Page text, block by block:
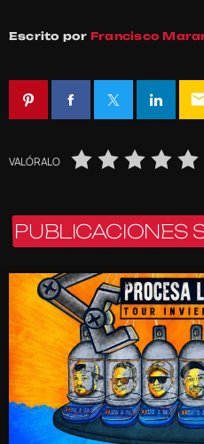
Escrito por Francisco
VALÓRALO
PUBLICACIONES